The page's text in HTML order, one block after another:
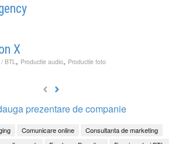
X
BTL , Productie audio, Productie foto
prezentare de companie
Comunicare online
Consultanta de marketing